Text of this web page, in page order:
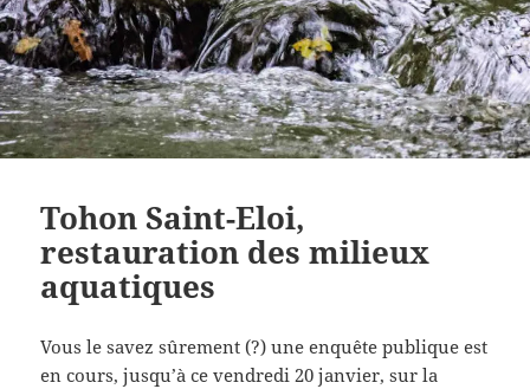
Tohon Saint-Eloi,
restauration des milieux
aquatiques
Vous le savez sûrement (?) une enquête publique est
en cours, jusqu’à ce vendredi 20 janvier, sur la